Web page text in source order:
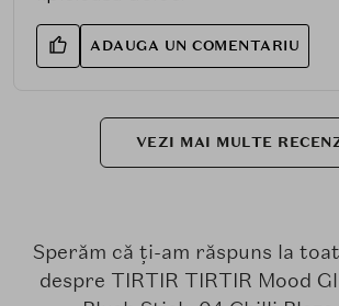
ADAUGA UN COMENTARIU
VEZI MAI MULTE
Sperăm că ți-am răspuns la
despre TIRTIR TIRTIR Mood